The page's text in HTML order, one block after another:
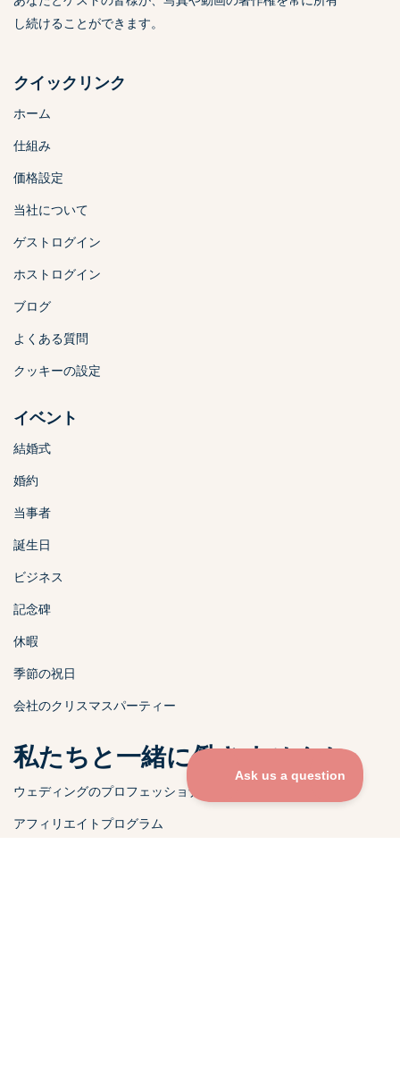
し続けることができます。
クイックリンク
ホーム
仕組み
価格設定
当社について
ゲストログイン
ホストログイン
ブログ
よくある質問
クッキーの設定
イベント
結婚式
婚約
当事者
誕生日
ビジネス
記念碑
休暇
季節の祝日
会社のクリスマスパーティー
私たちと一緒に働きませんか
ウェディングのプロフェッショナル
アフィリエイトプログラム